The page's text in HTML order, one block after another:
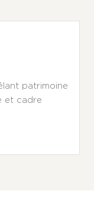
patrimoine
et cadre